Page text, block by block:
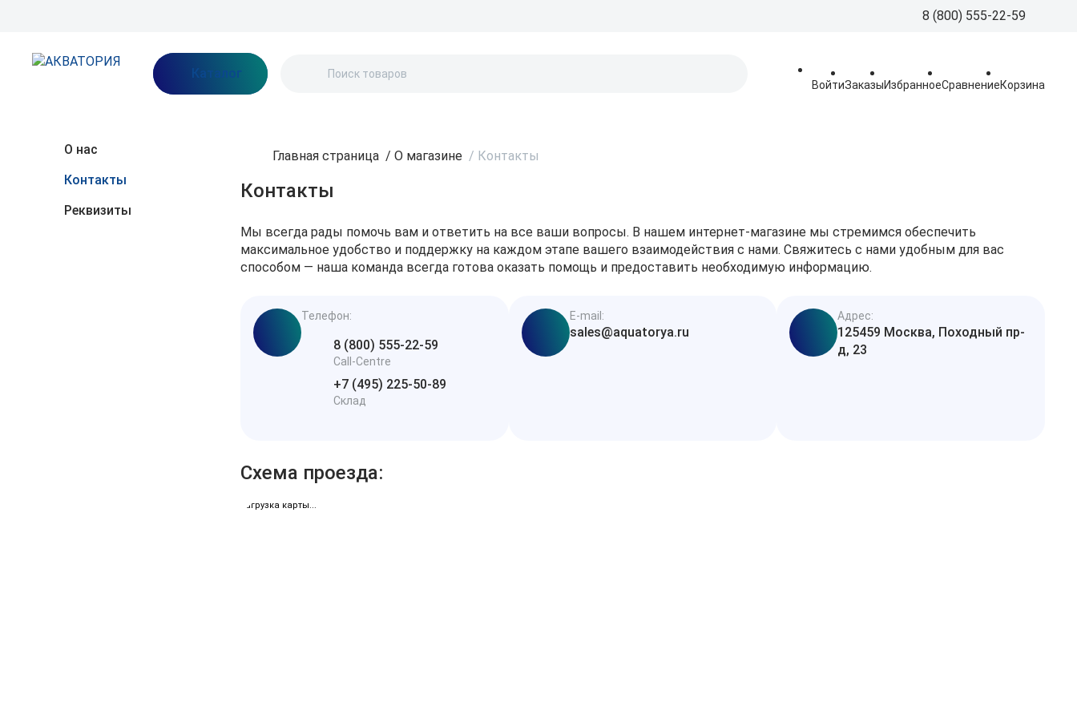
8 (800) 555-22-59
Call-Centre
Каталог
ВойтиЗаказыИзбранноеСравнениеКорзина
О нас
Контакты
Реквизиты
Главная страница / О магазине / Контакты
Контакты
Мы всегда рады помочь вам и ответить на все ваши вопросы. В нашем интернет-магазине мы стремимся обеспечить
максимальное удобство и поддержку на каждом этапе вашего взаимодействия с нами. Свяжитесь с нами удобным для вас
способом — наша команда всегда готова оказать помощь и предоставить необходимую информацию.
Телефон:
8 (800) 555-22-59
Call-Centre
+7 (495) 225-50-89
Склад
E-mail:
sales@aquatorya.ru
Адрес:
125459 Москва, Походный пр-
д, 23
Схема проезда:
загрузка карты...